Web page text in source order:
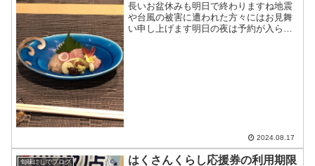
長いお盆休みも明日で終わりますね地震
や台風の被害に遭われた方々にはお見舞
い申し上げます明日の夜は予約が入らな
2024.08.17
旬味にしでブログ
はくさんくらし応援券の利用期限